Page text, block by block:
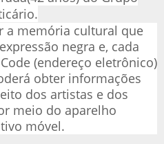
a memória cultural que
negra e, cada
(endereço eletrônico)
obter informações
dos artistas e dos
meio do aparelho
móvel.